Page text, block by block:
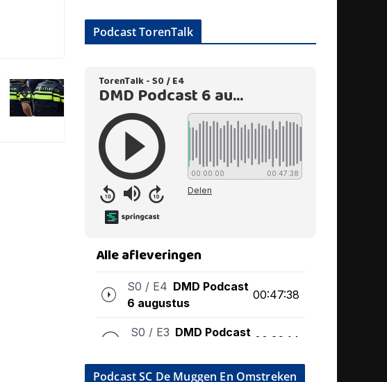
Podcast TorenTalk
Podcast SC De Muggen En Omstreken